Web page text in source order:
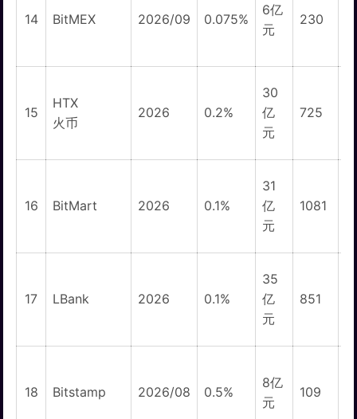
14 BitMEX 2026/09 0.075%
6亿
元
230
15
HTX
火币
2026 0.2%
30
亿
元
725
16 BitMart 2026 0.1%
31
亿
元
1081
17 LBank 2026 0.1%
35
亿
元
851
18 Bitstamp 2026/08 0.5%
8亿
元
109